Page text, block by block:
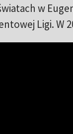
w
Ligi. W